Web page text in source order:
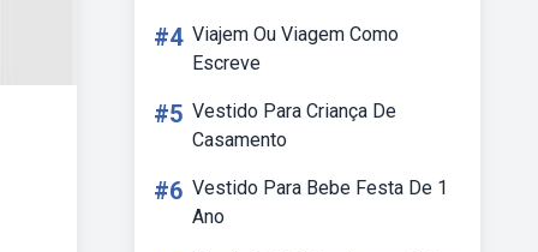
#4 Viajem Ou Viagem Como
Escreve
#5 Vestido Para Criança De
Casamento
#6 Vestido Para Bebe Festa De 1
Ano